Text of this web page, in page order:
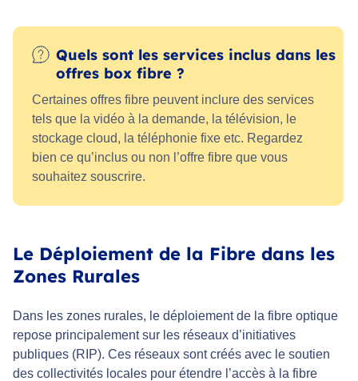
Quels sont les services inclus dans les
offres box fibre ?
Certaines offres fibre peuvent inclure des services
tels que la vidéo à la demande, la télévision, le
stockage cloud, la téléphonie fixe etc. Regardez
bien ce qu’inclus ou non l’offre fibre que vous
souhaitez souscrire.
Le Déploiement de la Fibre dans les
Zones Rurales
Dans les zones rurales, le déploiement de la fibre optique
repose principalement sur les réseaux d’initiatives
publiques (RIP). Ces réseaux sont créés avec le soutien
des collectivités locales pour étendre l’accès à la fibre